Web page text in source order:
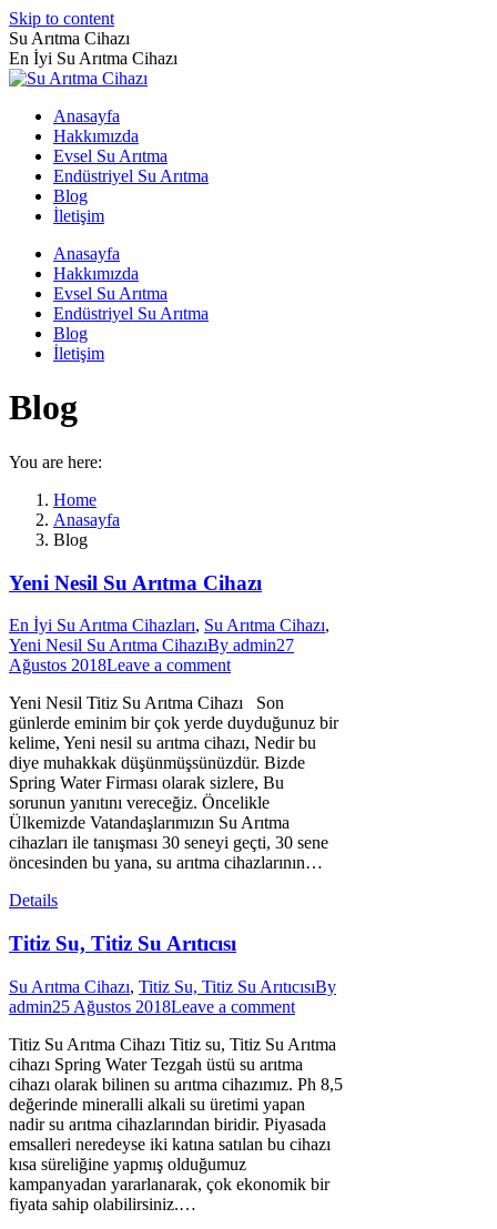
Skip to content
Su Arıtma Cihazı
En İyi Su Arıtma Cihazı
Anasayfa
Hakkımızda
Evsel Su Arıtma
Endüstriyel Su Arıtma
Blog
İletişim
Anasayfa
Hakkımızda
Evsel Su Arıtma
Endüstriyel Su Arıtma
Blog
İletişim
Blog
You are here:
Home
Anasayfa
Blog
Yeni Nesil Su Arıtma Cihazı
En İyi Su Arıtma Cihazları, Su Arıtma Cihazı,
Yeni Nesil Su Arıtma CihazıBy admin27
Ağustos 2018Leave a comment
Yeni Nesil Titiz Su Arıtma Cihazı Son
günlerde eminim bir çok yerde duyduğunuz bir
kelime, Yeni nesil su arıtma cihazı, Nedir bu
diye muhakkak düşünmüşsünüzdür. Bizde
Spring Water Firması olarak sizlere, Bu
sorunun yanıtını vereceğiz. Öncelikle
Ülkemizde Vatandaşlarımızın Su Arıtma
cihazları ile tanışması 30 seneyi geçti, 30 sene
öncesinden bu yana, su arıtma cihazlarının…
Details
Titiz Su, Titiz Su Arıtıcısı
Su Arıtma Cihazı, Titiz Su, Titiz Su ArıtıcısıBy
admin25 Ağustos 2018Leave a comment
Titiz Su Arıtma Cihazı Titiz su, Titiz Su Arıtma
cihazı Spring Water Tezgah üstü su arıtma
cihazı olarak bilinen su arıtma cihazımız. Ph 8,5
değerinde mineralli alkali su üretimi yapan
nadir su arıtma cihazlarından biridir. Piyasada
emsalleri neredeyse iki katına satılan bu cihazı
kısa süreliğine yapmış olduğumuz
kampanyadan yararlanarak, çok ekonomik bir
fiyata sahip olabilirsiniz.…